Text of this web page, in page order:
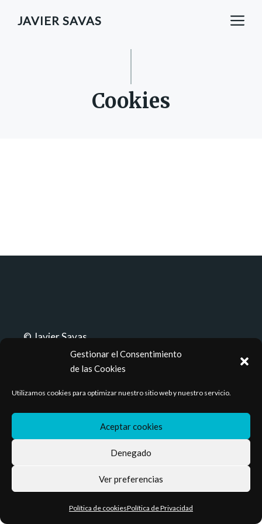
Gestionar el Consentimiento
de las Cookies
Utilizamos cookies para optimizar nuestro sitio web y nuestro servicio.
Aceptar cookies
Denegado
Ver preferencias
Política de cookiesPolítica de Privacidad
JAVIER SAVAS
Cookies
© Javier Savas
Política de privacidad